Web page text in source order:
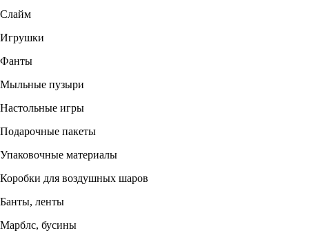
Слайм
Игрушки
Фанты
Мыльные пузыри
Настольные игры
Подарочные пакеты
Упаковочные материалы
Коробки для воздушных шаров
Банты, ленты
Марблс, бусины